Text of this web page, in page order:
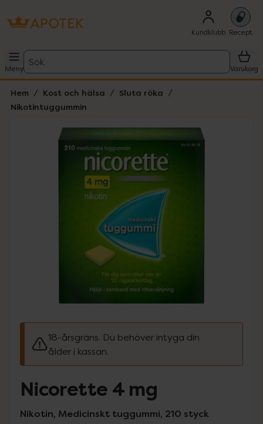
Kundklubb Recept
Meny
Sök
Varukorg
Hem Kost och hälsa
Sluta röka
Nikotintuggummin
Lista: . Innehåller 1 objekt.
Hoppa över Lista
18-årsgräns. Du behöver intyga din
ålder i kassan.
Nicorette 4 mg
Nikotin, Medicinskt tuggummi, 210 styck